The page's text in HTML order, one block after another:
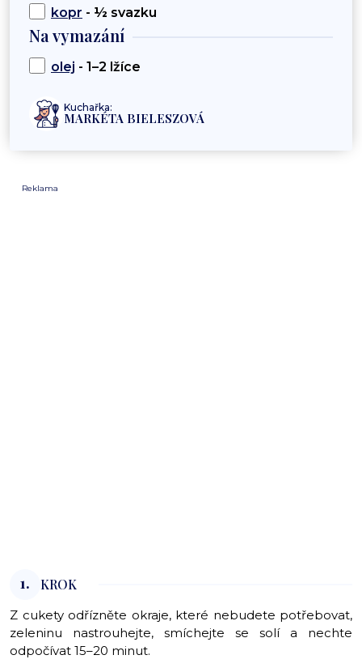
kopr - ½ svazku
Na vymazání
olej - 1–2 lžíce
Kuchařka:
MARKÉTA BIELESZOVÁ
Reklama
1. KROK
Z cukety odřízněte okraje, které nebudete potřebovat,
zeleninu nastrouhejte, smíchejte se solí a nechte
odpočívat 15–20 minut.